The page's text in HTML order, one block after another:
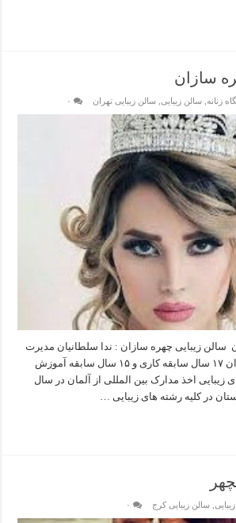
سازان
زنانه ,سالن زیبایی ,سالن زیبایی تهران ۰
سالن زیبایی چهره سازان : ندا سلطانیان مدیرت
آکادمی چهره سازان تهران ۱۷ سال سابقه کاری و ۱۵ سال سابقه آموزش
زیبایی اخذ مدارک بین المللی از آلمان در سال
,سالن زیبایی کرج ۰